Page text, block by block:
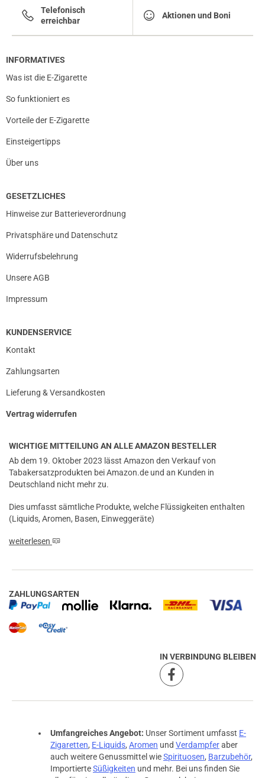
Telefonisch
erreichbar
Aktionen und Boni
INFORMATIVES
Was ist die E-Zigarette
So funktioniert es
Vorteile der E-Zigarette
Einsteigertipps
Über uns
GESETZLICHES
Hinweise zur Batterieverordnung
Privatsphäre und Datenschutz
Widerrufsbelehrung
Unsere AGB
Impressum
KUNDENSERVICE
Kontakt
Zahlungsarten
Lieferung & Versandkosten
Vertrag widerrufen
WICHTIGE MITTEILUNG AN ALLE AMAZON BESTELLER
Ab dem 19. Oktober 2023 lässt Amazon den Verkauf von
Tabakersatzprodukten bei Amazon.de und an Kunden in
Deutschland nicht mehr zu.
Dies umfasst sämtliche Produkte, welche Flüssigkeiten enthalten
(Liquids, Aromen, Basen, Einweggeräte)
weiterlesen
ZAHLUNGSARTEN
IN VERBINDUNG BLEIBEN
Umfangreiches Angebot: Unser Sortiment umfasst E-
Zigaretten, E-Liquids, Aromen und Verdampferaber
auch weitere Genussmittel wieSpirituosen, Barzubehör,
ImportierteSüßigkeiten und mehr. Bei uns finden Sie